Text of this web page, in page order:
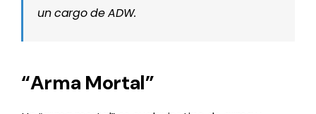
un cargo de ADW.
“Arma Mortal”